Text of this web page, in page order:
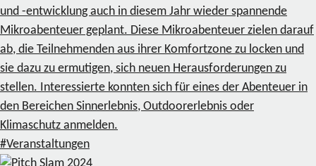
und -entwicklung auch in diesem Jahr wieder spannende
Mikroabenteuer geplant. Diese Mikroabenteuer zielen darauf
ab, die Teilnehmenden aus ihrer Komfortzone zu locken und
sie dazu zu ermutigen, sich neuen Herausforderungen zu
stellen. Interessierte konnten sich für eines der Abenteuer in
den Bereichen Sinnerlebnis, Outdoorerlebnis oder
Klimaschutz anmelden.
#Veranstaltungen